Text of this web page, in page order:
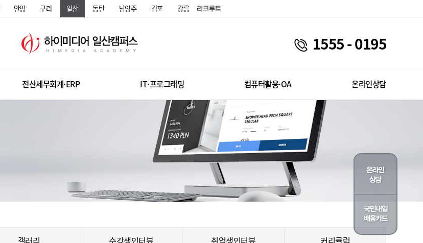
안양 구리 일산 동탄 남양주 김포 강릉
1555 - 0195
전산세무회계·ERP IT·프로그래밍 컴퓨터활용·OA 온라인상담
갤러리 수강생인터뷰 취업생인터뷰 커리큘럼